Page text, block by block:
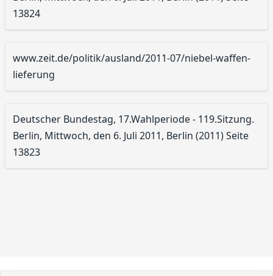
13824
www.zeit.de/politik/ausland/2011-07/niebel-waffen-
lieferung
Deutscher Bundestag, 17.Wahlperiode - 119.Sitzung.
Berlin, Mittwoch, den 6. Juli 2011, Berlin (2011) Seite
13823